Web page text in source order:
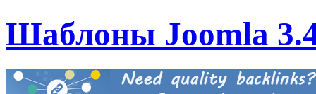
Шаблоны Joomla